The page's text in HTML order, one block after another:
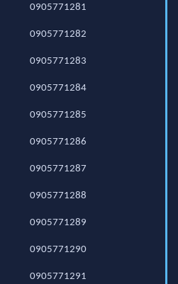
0905771281
0905771282
0905771283
0905771284
0905771285
0905771286
0905771287
0905771288
0905771289
0905771290
0905771291